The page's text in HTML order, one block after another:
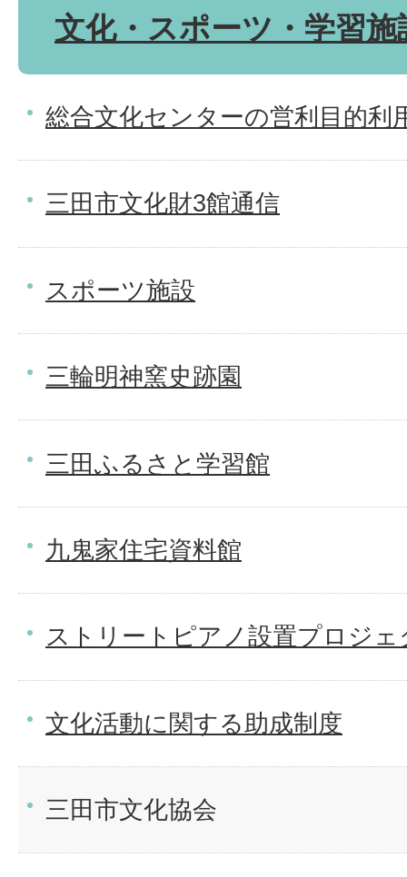
文化・スポーツ・学習施
総合文化センターの営利目的利
三田市文化財3館通信
スポーツ施設
三輪明神窯史跡園
三田ふるさと学習館
九鬼家住宅資料館
ストリートピアノ設置プロジェ
文化活動に関する助成制度
三田市文化協会